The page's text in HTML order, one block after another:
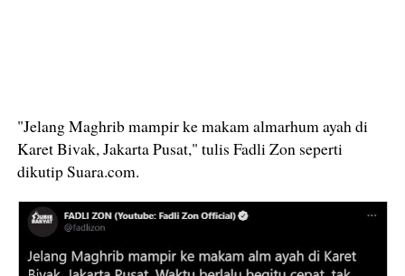
"Jelang Maghrib mampir ke makam almarhum ayah di
Karet Bivak, Jakarta Pusat," tulis Fadli Zon seperti
dikutip Suara.com.